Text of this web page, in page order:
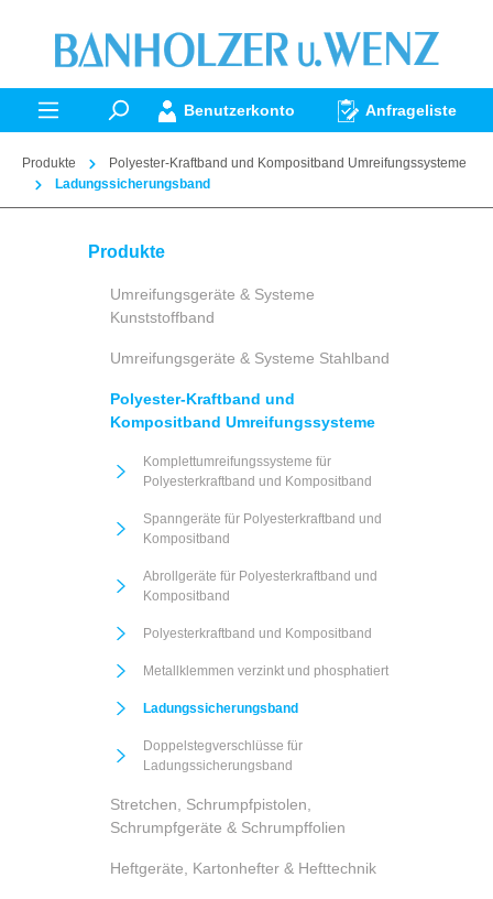
springen
Benutzerkonto Anfrageliste
Produkte
Polyester-Kraftband und Kompositband Umreifungssysteme
Ladungssicherungsband
Produkte
Umreifungsgeräte & Systeme
Kunststoffband
Umreifungsgeräte & Systeme Stahlband
Polyester-Kraftband und
Kompositband Umreifungssysteme
Komplettumreifungssysteme für
Polyesterkraftband und Kompositband
Spanngeräte für Polyesterkraftband und
Kompositband
Abrollgeräte für Polyesterkraftband und
Kompositband
Polyesterkraftband und Kompositband
Metallklemmen verzinkt und phosphatiert
Ladungssicherungsband
Doppelstegverschlüsse für
Ladungssicherungsband
Stretchen, Schrumpfpistolen,
Schrumpfgeräte & Schrumpffolien
Heftgeräte, Kartonhefter & Hefttechnik